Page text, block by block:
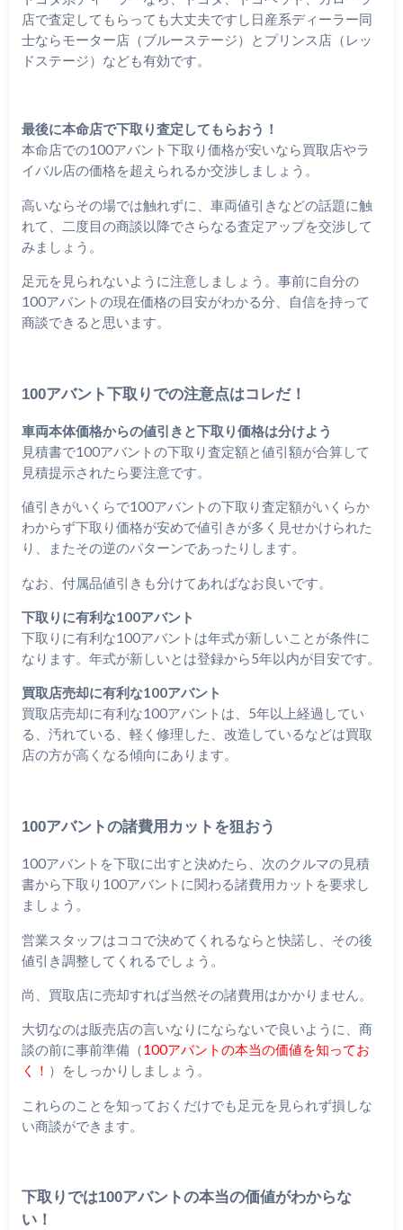
店で査定してもらっても大丈夫ですし日産系ディーラー同
士ならモーター店（ブルーステージ）とプリンス店（レッ
ドステージ）なども有効です。
最後に本命店で下取り査定してもらおう！
本命店での100アバント下取り価格が安いなら買取店やラ
イバル店の価格を超えられるか交渉しましょう。
高いならその場では触れずに、車両値引きなどの話題に触
れて、二度目の商談以降でさらなる査定アップを交渉して
みましょう。
足元を見られないように注意しましょう。事前に自分の
100アバントの現在価格の目安がわかる分、自信を持って
商談できると思います。
100アバント下取りでの注意点はコレだ！
車両本体価格からの値引きと下取り価格は分けよう
見積書で100アバントの下取り査定額と値引額が合算して
見積提示されたら要注意です。
値引きがいくらで100アバントの下取り査定額がいくらか
わからず下取り価格が安めで値引きが多く見せかけられた
り、またその逆のパターンであったりします。
なお、付属品値引きも分けてあればなお良いです。
下取りに有利な100アバント
下取りに有利な100アバントは年式が新しいことが条件に
なります。年式が新しいとは登録から5年以内が目安です。
買取店売却に有利な100アバント
買取店売却に有利な100アバントは、5年以上経過してい
る、汚れている、軽く修理した、改造しているなどは買取
店の方が高くなる傾向にあります。
100アバントの諸費用カットを狙おう
100アバントを下取に出すと決めたら、次のクルマの見積
書から下取り100アバントに関わる諸費用カットを要求し
ましょう。
営業スタッフはココで決めてくれるならと快諾し、その後
値引き調整してくれるでしょう。
尚、買取店に売却すれば当然その諸費用はかかりません。
大切なのは販売店の言いなりにならないで良いように、商
談の前に事前準備（100アバントの本当の価値を知ってお
く！ ）をしっかりしましょう。
これらのことを知っておくだけでも足元を見られず損しな
い商談ができます。
下取りでは100アバントの本当の価値がわからな
い！